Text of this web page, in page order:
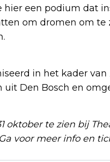
hier een podium dat
om dromen om
in het kader van
uit Den Bosch en
oktober te zien bij
voor meer info en